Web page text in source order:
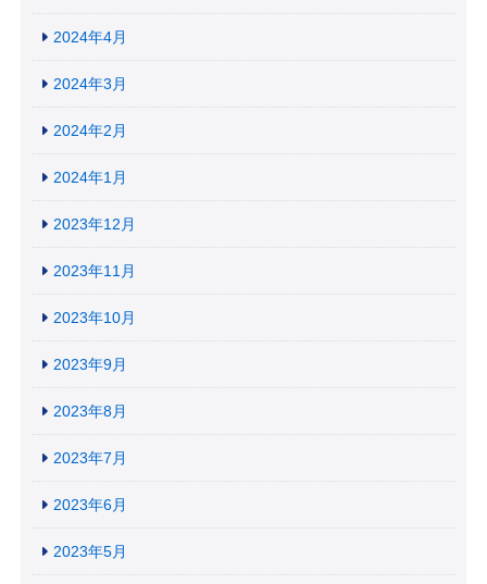
2024年4月
2024年3月
2024年2月
2024年1月
2023年12月
2023年11月
2023年10月
2023年9月
2023年8月
2023年7月
2023年6月
2023年5月